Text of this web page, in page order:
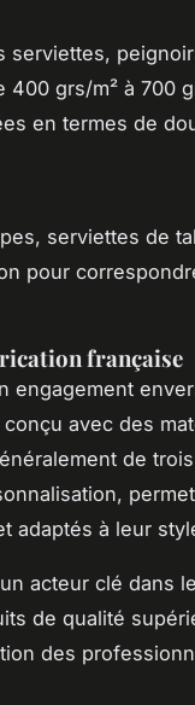
serviettes,
grs/m² à 700
en termes de
serviettes de
pour
française
engagement
avec des
de
adaptés à leur
acteur clé dans
de qualité
des